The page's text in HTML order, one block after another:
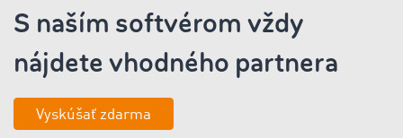
S naším softvérom vždy
nájdete vhodného partnera
Vyskúšať zdarma